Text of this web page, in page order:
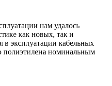
нам удалось
как новых, так и
в эксплуатации кабельных
полиэтилена номинальным